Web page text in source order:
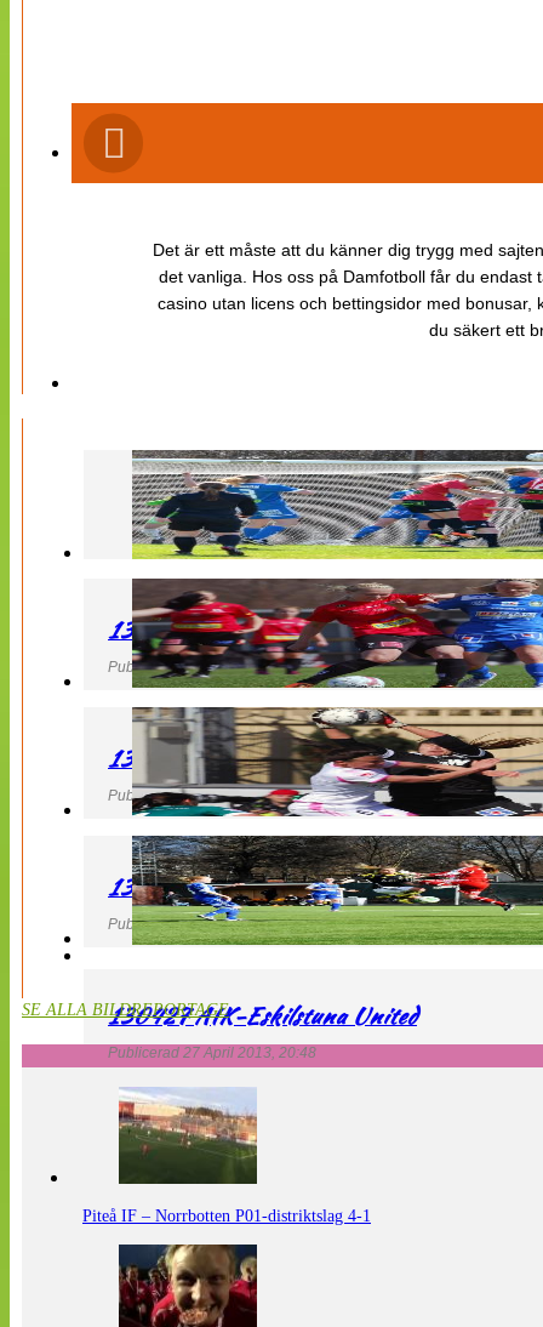
Det är ett måste att du känner dig trygg med
det vanliga. Hos oss på Damfotboll får du
casino utan licens och bettingsidor med
du säkert ett
130427 LB 07 – QBIK
Publicerad 27 April 2013, 22:40
130427 IF Limhamn Bunkeflo – QBIK
Publicerad 27 April 2013, 21:10
130427 LdB FC Malmö – Mallbackens IF
Publicerad 27 April 2013, 20:54
130427 AIK-Eskilstuna United
Publicerad 27 April 2013, 20:48
SE ALLA BILDREPORTAGE
Piteå IF – Norrbotten P01-distriktslag 4-1